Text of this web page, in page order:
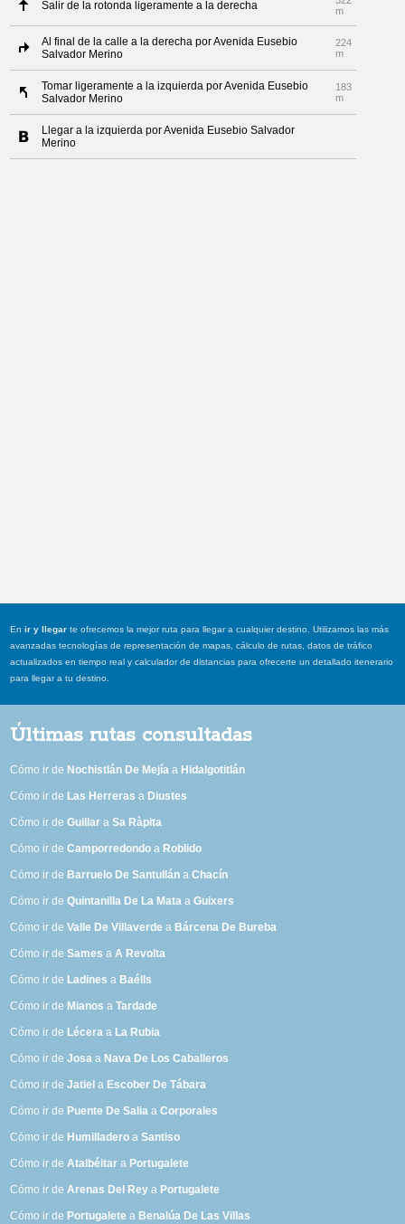
Salir de la rotonda ligeramente a la derecha
m
Al final de la calle a la derecha por Avenida Eusebio
Salvador Merino
224
m
Tomar ligeramente a la izquierda por Avenida Eusebio
Salvador Merino
183
m
Llegar a la izquierda por Avenida Eusebio Salvador
Merino
Enir y llegar te ofrecemos la mejor ruta para llegar a cualquier destino. Utilizamos las más
avanzadas tecnologías de representación de mapas, cálculo de rutas, datos de tráfico
actualizados en tiempo real y calculador de distancias para ofrecerte un detallado itenerario
para llegar a tu destino.
Últimas rutas consultadas
Cómo ir de Nochistlán De Mejía a Hidalgotitlán
Cómo ir de Las Herreras a Diustes
Cómo ir deGuillar aSa Ràpita
Cómo ir deCamporredondo a Roblido
Cómo ir de Barruelo De Santullán aChacín
Cómo ir deQuintanilla De La Mata aGuixers
Cómo ir deValle De Villaverde a Bárcena De Bureba
Cómo ir deSames aA Revolta
Cómo ir de Ladines a Baélls
Cómo ir de Mianos aTardade
Cómo ir de Lécera a La Rubia
Cómo ir deJosa a Nava De Los Caballeros
Cómo ir deJatiel a Escober De Tábara
Cómo ir de Puente De Salia aCorporales
Cómo ir de Humilladero aSantiso
Cómo ir deAtalbéitar a Portugalete
Cómo ir deArenas Del Rey a Portugalete
Cómo ir de Portugalete a Benalúa De Las Villas